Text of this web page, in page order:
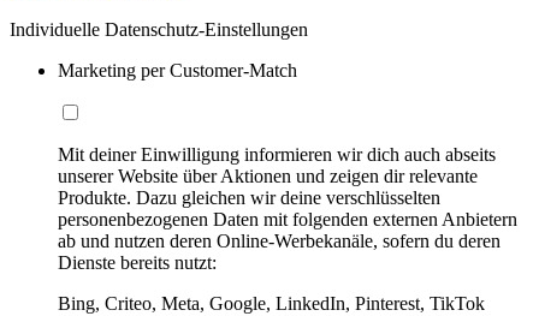
Individuelle Datenschutz-Einstellungen
Marketing per Customer-Match
Mit deiner Einwilligung informieren wir dich auch abseits
unserer Website über Aktionen und zeigen dir relevante
Produkte. Dazu gleichen wir deine verschlüsselten
personenbezogenen Daten mit folgenden externen Anbietern
ab und nutzen deren Online-Werbekanäle, sofern du deren
Dienste bereits nutzt:
Bing, Criteo, Meta, Google, LinkedIn, Pinterest, TikTok